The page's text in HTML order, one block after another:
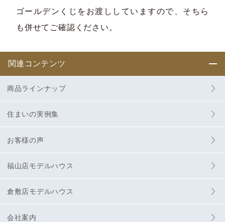
ゴールデンくじをお渡ししていますので、そちら
も併せてご確認ください。
関連コンテンツ
商品ラインナップ
住まいの実例集
お客様の声
福山店モデルハウス
倉敷店モデルハウス
会社案内